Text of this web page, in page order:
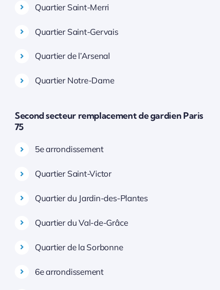
Quartier Saint-Merri
Quartier Saint-Gervais
Quartier de l’Arsenal
Quartier Notre-Dame
Second secteur remplacement de gardien Paris
75
5e arrondissement
Quartier Saint-Victor
Quartier du Jardin-des-Plantes
Quartier du Val-de-Grâce
Quartier de la Sorbonne
6e arrondissement